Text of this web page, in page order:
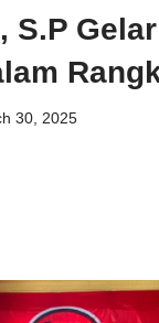
S.P
30, 2025